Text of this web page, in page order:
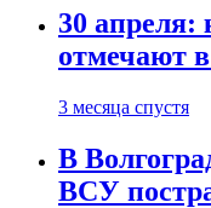
30 апреля:
отмечают
3 месяца спустя
В
ВСУ